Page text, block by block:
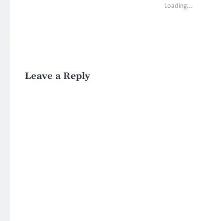
Loading...
Leave a Reply